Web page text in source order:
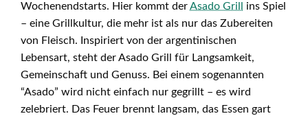
Wochenendstarts. Hier kommt derAsado Grill
ins Spiel
– eine Grillkultur, die mehr ist als nur das Zubereiten
von Fleisch. Inspiriert von der argentinischen
Lebensart, steht der Asado Grill für Langsamkeit,
Gemeinschaft und Genuss. Bei einem sogenannten
“Asado” wird nicht einfach nur gegrillt – es wird
zelebriert. Das Feuer brennt langsam, das Essen gart